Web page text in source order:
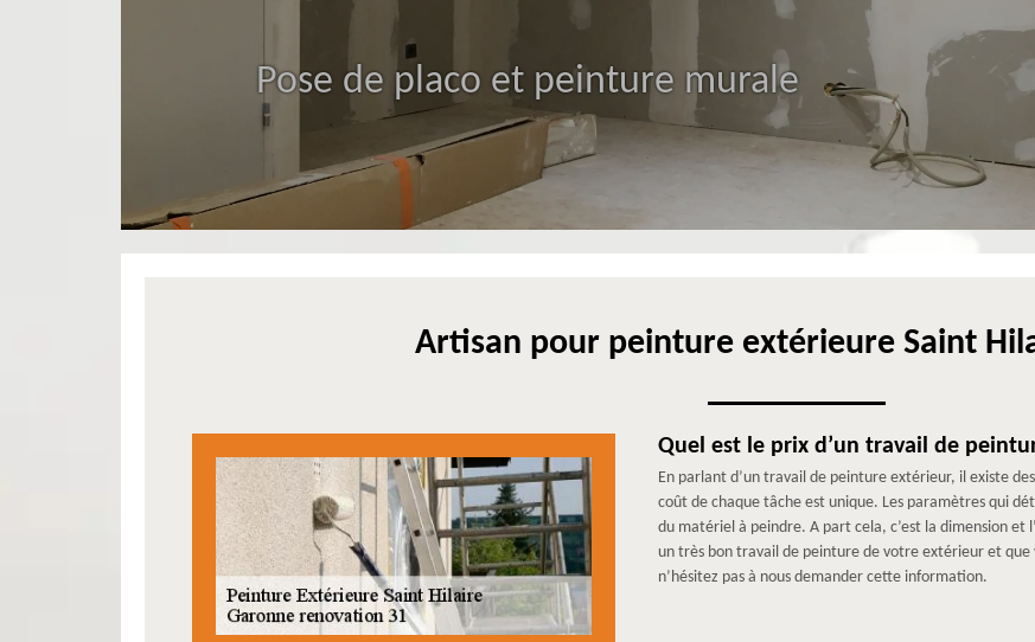
Pose de placo et peinture murale
Artisan pour peinture extérieure Saint
Quel est le prix d’un travail de
En parlant d’un travail de peinture extérieur, il existe
coût de chaque tâche est unique. Les paramètres qui
du matériel à peindre. A part cela, c’est la dimension et
un très bon travail de peinture de votre extérieur et
n’hésitez pas à nous demander cette information.